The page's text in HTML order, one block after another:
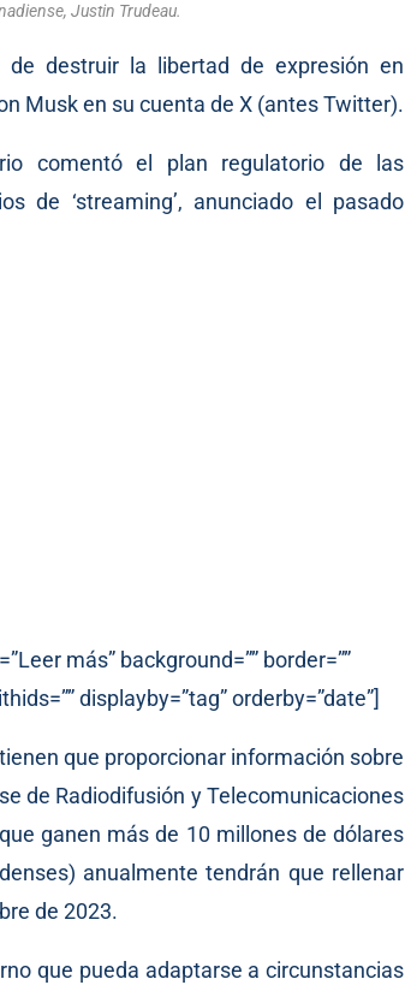
Justin Trudeau.
de destruir la libertad de expresión en
Musk en su cuenta de X (antes Twitter).
comentó el plan regulatorio de las
de ‘streaming’, anunciado el pasado
más” background=”” border=””
displayby=”tag” orderby=”date”]
que proporcionar información sobre
de Radiodifusión y Telecomunicaciones
ganen más de 10 millones de dólares
anualmente tendrán que rellenar
de 2023.
que pueda adaptarse a circunstancias